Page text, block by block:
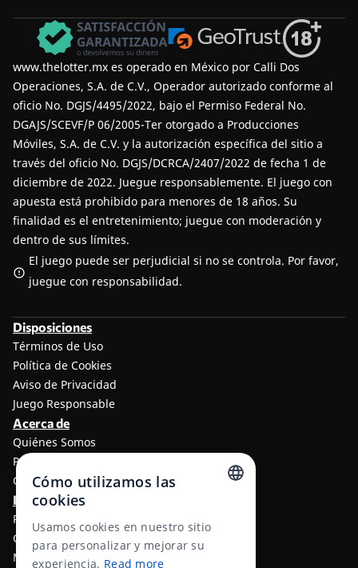
www.thelotter.mx es operado en México por Calli Dos
Operaciones, S.A. de C.V., Operador autorizado conforme al
oficio No. DGJS/4495/2022, bajo el Permiso Federal No.
DGAJS/SCEVF/P 06/2005-Ter otorgado a Producciones
Móviles, S.A. de C.V. y la autorización específica del sitio a
través del oficio No. DGJS/DCRCA/2407/2022 de fecha 1 de
diciembre de 2022. Juegue responsablemente. El juego con
apuesta está prohibido para menores de 18 años. Su
finalidad es el entretenimiento; juegue con moderación y
dentro de sus límites.
El juego puede ser perjudicial si no se controla. Por favor,
juegue con responsabilidad.
Disposiciones
Términos de Uso
Política de Cookies
Aviso de Privacidad
Juego Responsable
Acerca de
Quiénes Somos
Programa de afiliados a TheLotter
Contáctenos
Información
Resultados de lotería
Centro de ayuda
Métodos de Pago
RUSSIAN
Cómo utilizamos las
cookies
Usamos cookies en nuestro sitio
para personalizar y mejorar su
experiencia. Read more